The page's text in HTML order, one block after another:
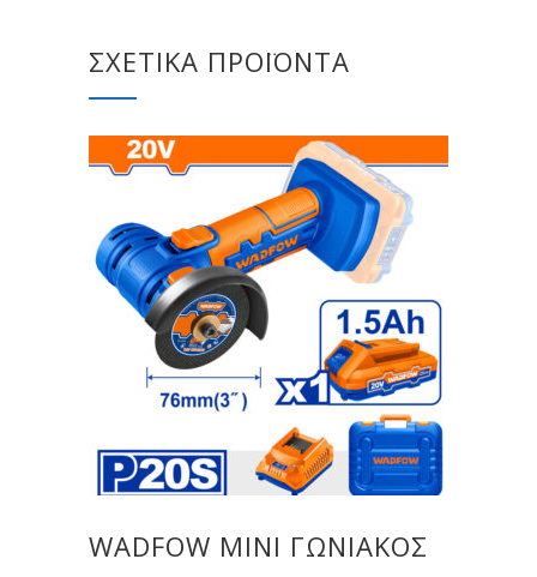
ΣΧΕΤΙΚΆ ΠΡΟΪΌΝΤΑ
WADFOW MINI ΓΩΝΙΑΚΟΣ